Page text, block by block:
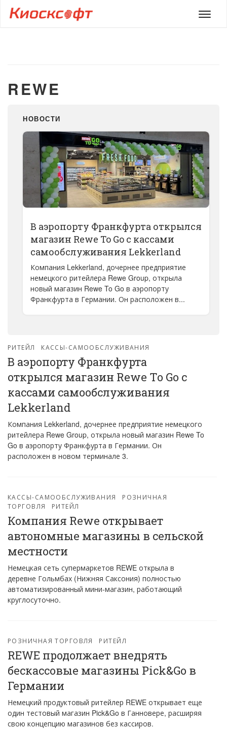
Меню
REWE
НОВОСТИ
В аэропорту Франкфурта открылся
магазин Rewe To Go с кассами
самообслуживания Lekkerland
Компания Lekkerland, дочернее предприятие
немецкого ритейлера Rewe Group, открыла
новый магазин Rewe To Go в аэропорту
Франкфурта в Германии. Он расположен в...
РИТЕЙЛ КАССЫ-САМООБСЛУЖИВАНИЯ
В аэропорту Франкфурта
открылся магазин Rewe To Go с
кассами самообслуживания
Lekkerland
Компания Lekkerland, дочернее предприятие немецкого
ритейлера Rewe Group, открыла новый магазин Rewe To
Go в аэропорту Франкфурта в Германии. Он
расположен в новом терминале 3.
КАССЫ-САМООБСЛУЖИВАНИЯ
РОЗНИЧНАЯ
ТОРГОВЛЯ
РИТЕЙЛ
Компания Rewe открывает
автономные магазины в сельской
местности
Немецкая сеть супермаркетов REWE открыла в
деревне Гольмбах (Нижняя Саксония) полностью
автоматизированный мини-магазин, работающий
круглосуточно.
РОЗНИЧНАЯ ТОРГОВЛЯ РИТЕЙЛ
REWE продолжает внедрять
бескассовые магазины Pick&Go в
Германии
Немецкий продуктовый ритейлер REWE открывает еще
один тестовый магазин Pick&Go в Ганновере, расширяя
свою концепцию магазинов без кассиров.